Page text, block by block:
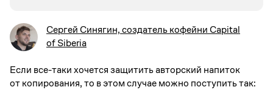
Сергей Синягин, создатель кофейни Capital
of Siberia
Если все-таки хочется защитить авторский напиток
от копирования, то в этом случае можно поступить так: